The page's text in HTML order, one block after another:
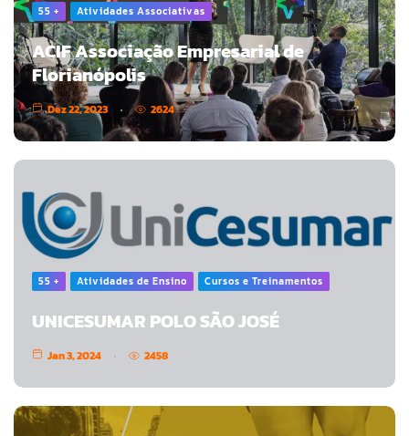
55 + Atividades Associativas
ACIF Associação Empresarial de
Florianópolis
Dez 22, 2023 2624
55 + Atividades de Ensino Cursos e Treinamentos
UNICESUMAR POLO SÃO JOSÉ
Jan 3, 2024 2458